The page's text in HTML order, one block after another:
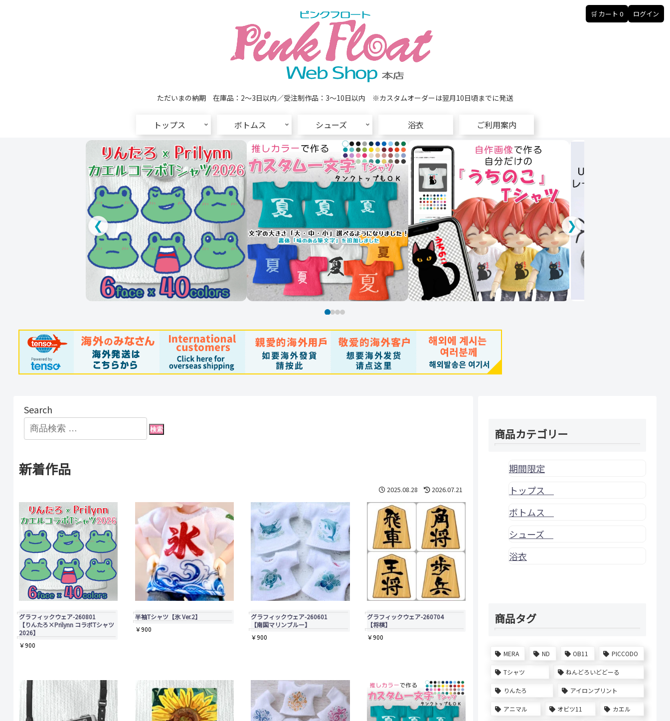
ただいまの納期 在庫品：2～3日以内／受注制作品：3～10日以内 ※カスタムオーダーは翌月10日頃までに発送
トップス ボトムス シューズ 浴衣 ご利用案内
❮ ❯
Search
検索
新着作品
2025.08.28 2026.07.21
グラフィックウェア-260801
【りんたろ×Prilynn コラボTシャツ
2026】
￥900
半袖Tシャツ【氷 Ver.2】
￥900
グラフィックウェア-260601
【南国マリンブルー】
￥900
グラフィックウェア-260704
【将棋】
￥900
商品カテゴリー
期間限定
トップス
ボトムス
シューズ
浴衣
商品タグ
MERA ND OB11 PICCODO
Tシャツ ねんどろいどどーる
りんたろ アイロンプリント
アニマル オビツ11 カエル
🛒 カート 0 ログイン